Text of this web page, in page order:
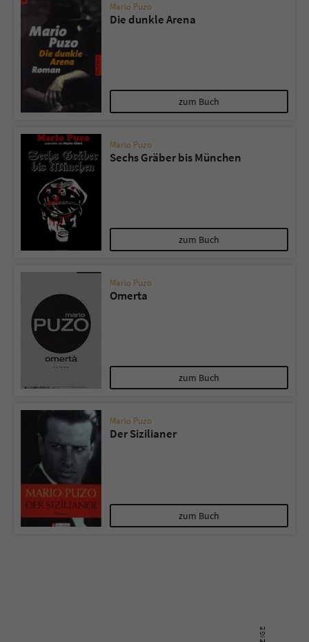
Mario Puzo
Die dunkle Arena
zum Buch
Mario Puzo
Sechs Gräber bis München
zum Buch
Mario Puzo
Omerta
zum Buch
Mario Puzo
Der Sizilianer
zum Buch